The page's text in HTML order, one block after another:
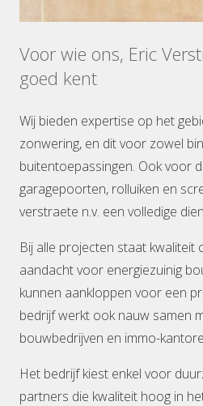
Voor wie ons, Eric
goed kent
Wij bieden expertise op het
zonwering, en dit voor zowel
buitentoepassingen. Ook voor
garagepoorten, rolluiken en
verstraete n.v. een volledige
Bij alle projecten staat kwaliteit
aandacht voor energiezuinig
kunnen aankloppen voor een
bedrijf werkt ook nauw samen
bouwbedrijven en immo-
Het bedrijf kiest enkel voor
partners die kwaliteit hoog in